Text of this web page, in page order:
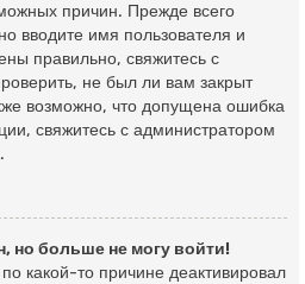
причин. Прежде всего
вводите имя пользователя и
правильно, свяжитесь с
не был ли вам закрыт
возможно, что допущена ошибка
свяжитесь с администратором
но больше не могу войти!
какой-то причине деактивировал